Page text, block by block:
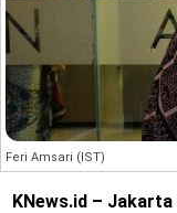
Feri Amsari (IST)
KNews.id – Jakarta